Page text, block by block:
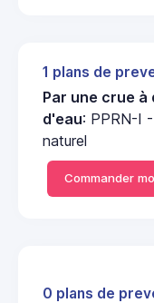
1 plans de
Par une crue
d'eau: PPRN-I
naturel
Commander
0 plans de